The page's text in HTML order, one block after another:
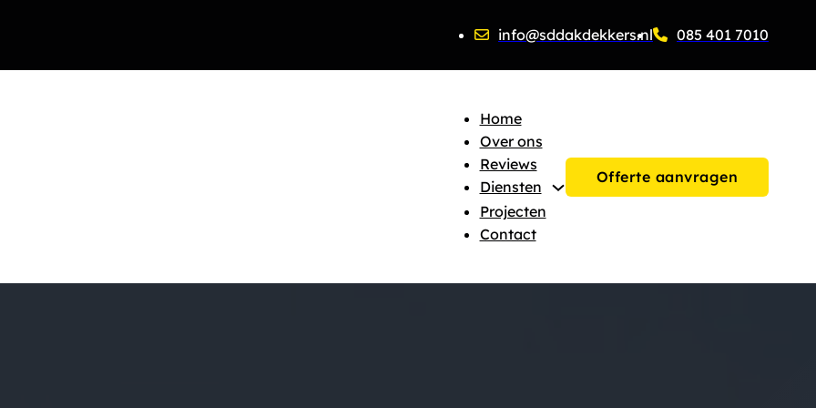
info@sddakdekkers.nl 085 401 7010
Home
Over ons
Reviews
Diensten
Projecten
Contact
Offerte aanvragen